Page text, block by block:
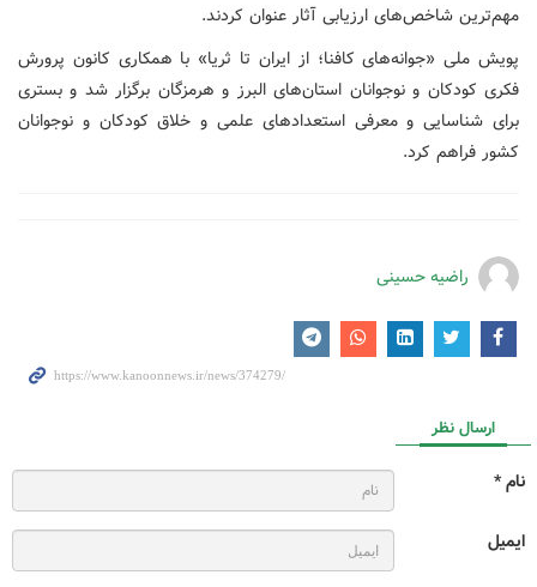
مهم‌ترین شاخص‌های ارزیابی آثار عنوان کردند.
پویش ملی «جوانه‌های کافنا؛ از ایران تا ثریا» با همکاری کانون پرورش
فکری کودکان و نوجوانان استان‌های البرز و هرمزگان برگزار شد و بستری
برای شناسایی و معرفی استعدادهای علمی و خلاق کودکان و نوجوانان
کشور فراهم کرد.
راضیه حسینی
ارسال نظر
نام *
ایمیل